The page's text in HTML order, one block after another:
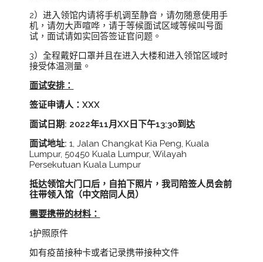
2）进入领馆内请将手机调至静音，请勿随意使用手
机，请勿大声喧哗，请于等候面试区域等候叫号面
试，面试请如实回答签证官问题。
3）全程戴好口罩并且在进入大楼和进入领馆区域时
接受体温测量。
面试安排：
签证申请人：XXX
面试日期: 2022年11月XX日下午13:30到达
面试地址:1, Jalan Changkat Kia Peng, Kuala
Lumpur, 50450 Kuala Lumpur, Wilayah
Persekutuan Kuala Lumpur
抵达领馆大门口后，自拍下照片，我司陪签人员会前
往带领入馆（中文陪同人员）
需要携带的材料：
1护照原件
如有疫苗接种卡或者记录携带接种文件